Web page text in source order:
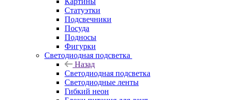
Статуэтки
Подсвечники
Посуда
Подносы
Фигурки
Светодиодная подсветка
Назад
Светодиодная подсветка
Светодиодные ленты
Гибкий неон